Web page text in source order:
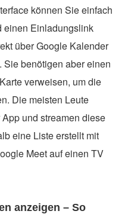
können Sie einfach
einen Einladungslink
über Google Kalender
benötigen aber einen
verweisen, um die
Die meisten Leute
und streamen diese
eine Liste erstellt mit
Meet auf einen TV
anzeigen – So